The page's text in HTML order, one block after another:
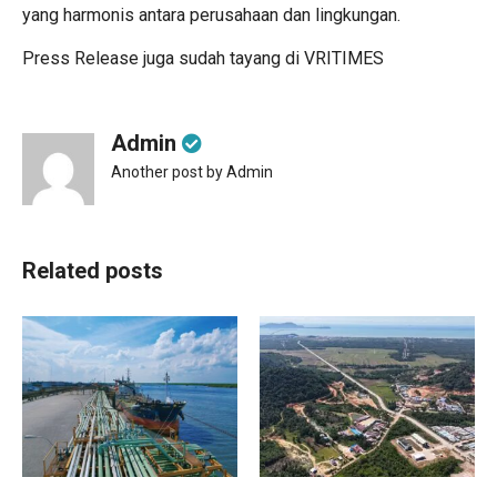
yang harmonis antara perusahaan dan lingkungan.
Press Release juga sudah tayang di VRITIMES
Admin
Another post by Admin
Related posts